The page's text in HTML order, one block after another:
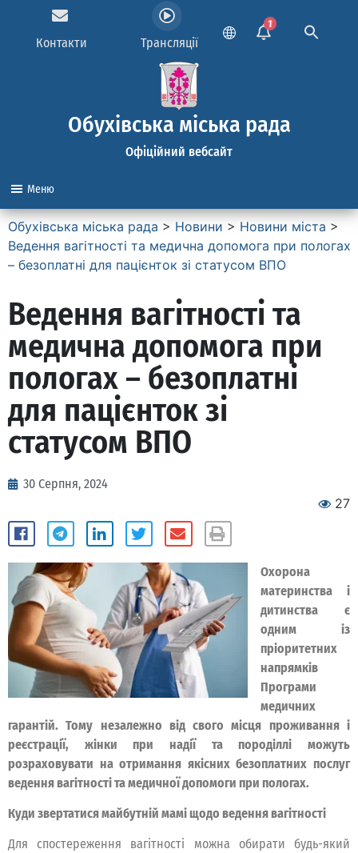
Контакти Трансляції
1
Обухівська міська рада
Офіційний вебсайт
Меню
Обухівська міська рада > Новини > Новини міста >
Ведення вагітності та медична допомога при пологах
– безоплатні для пацієнток зі статусом ВПО
Ведення вагітності та
медична допомога при
пологах – безоплатні
для пацієнток зі
статусом ВПО
30 Серпня, 2024
27
Охорона
материнства і
дитинства є
одним із
пріоритетних
напрямків
Програми
медичних
гарантій. Тому незалежно від свого місця проживання і
реєстрації, жінки при надії та породіллі можуть
розраховувати на отримання якісних безоплатних послуг
ведення вагітності та медичної допомоги при пологах.
Куди звертатися майбутній мамі щодо ведення вагітності
Для спостереження вагітності можна обирати будь-який